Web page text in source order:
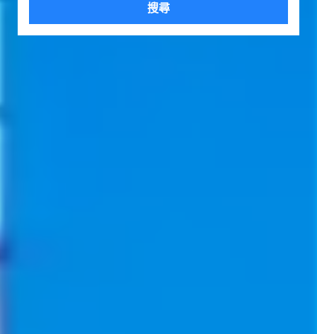
搜尋